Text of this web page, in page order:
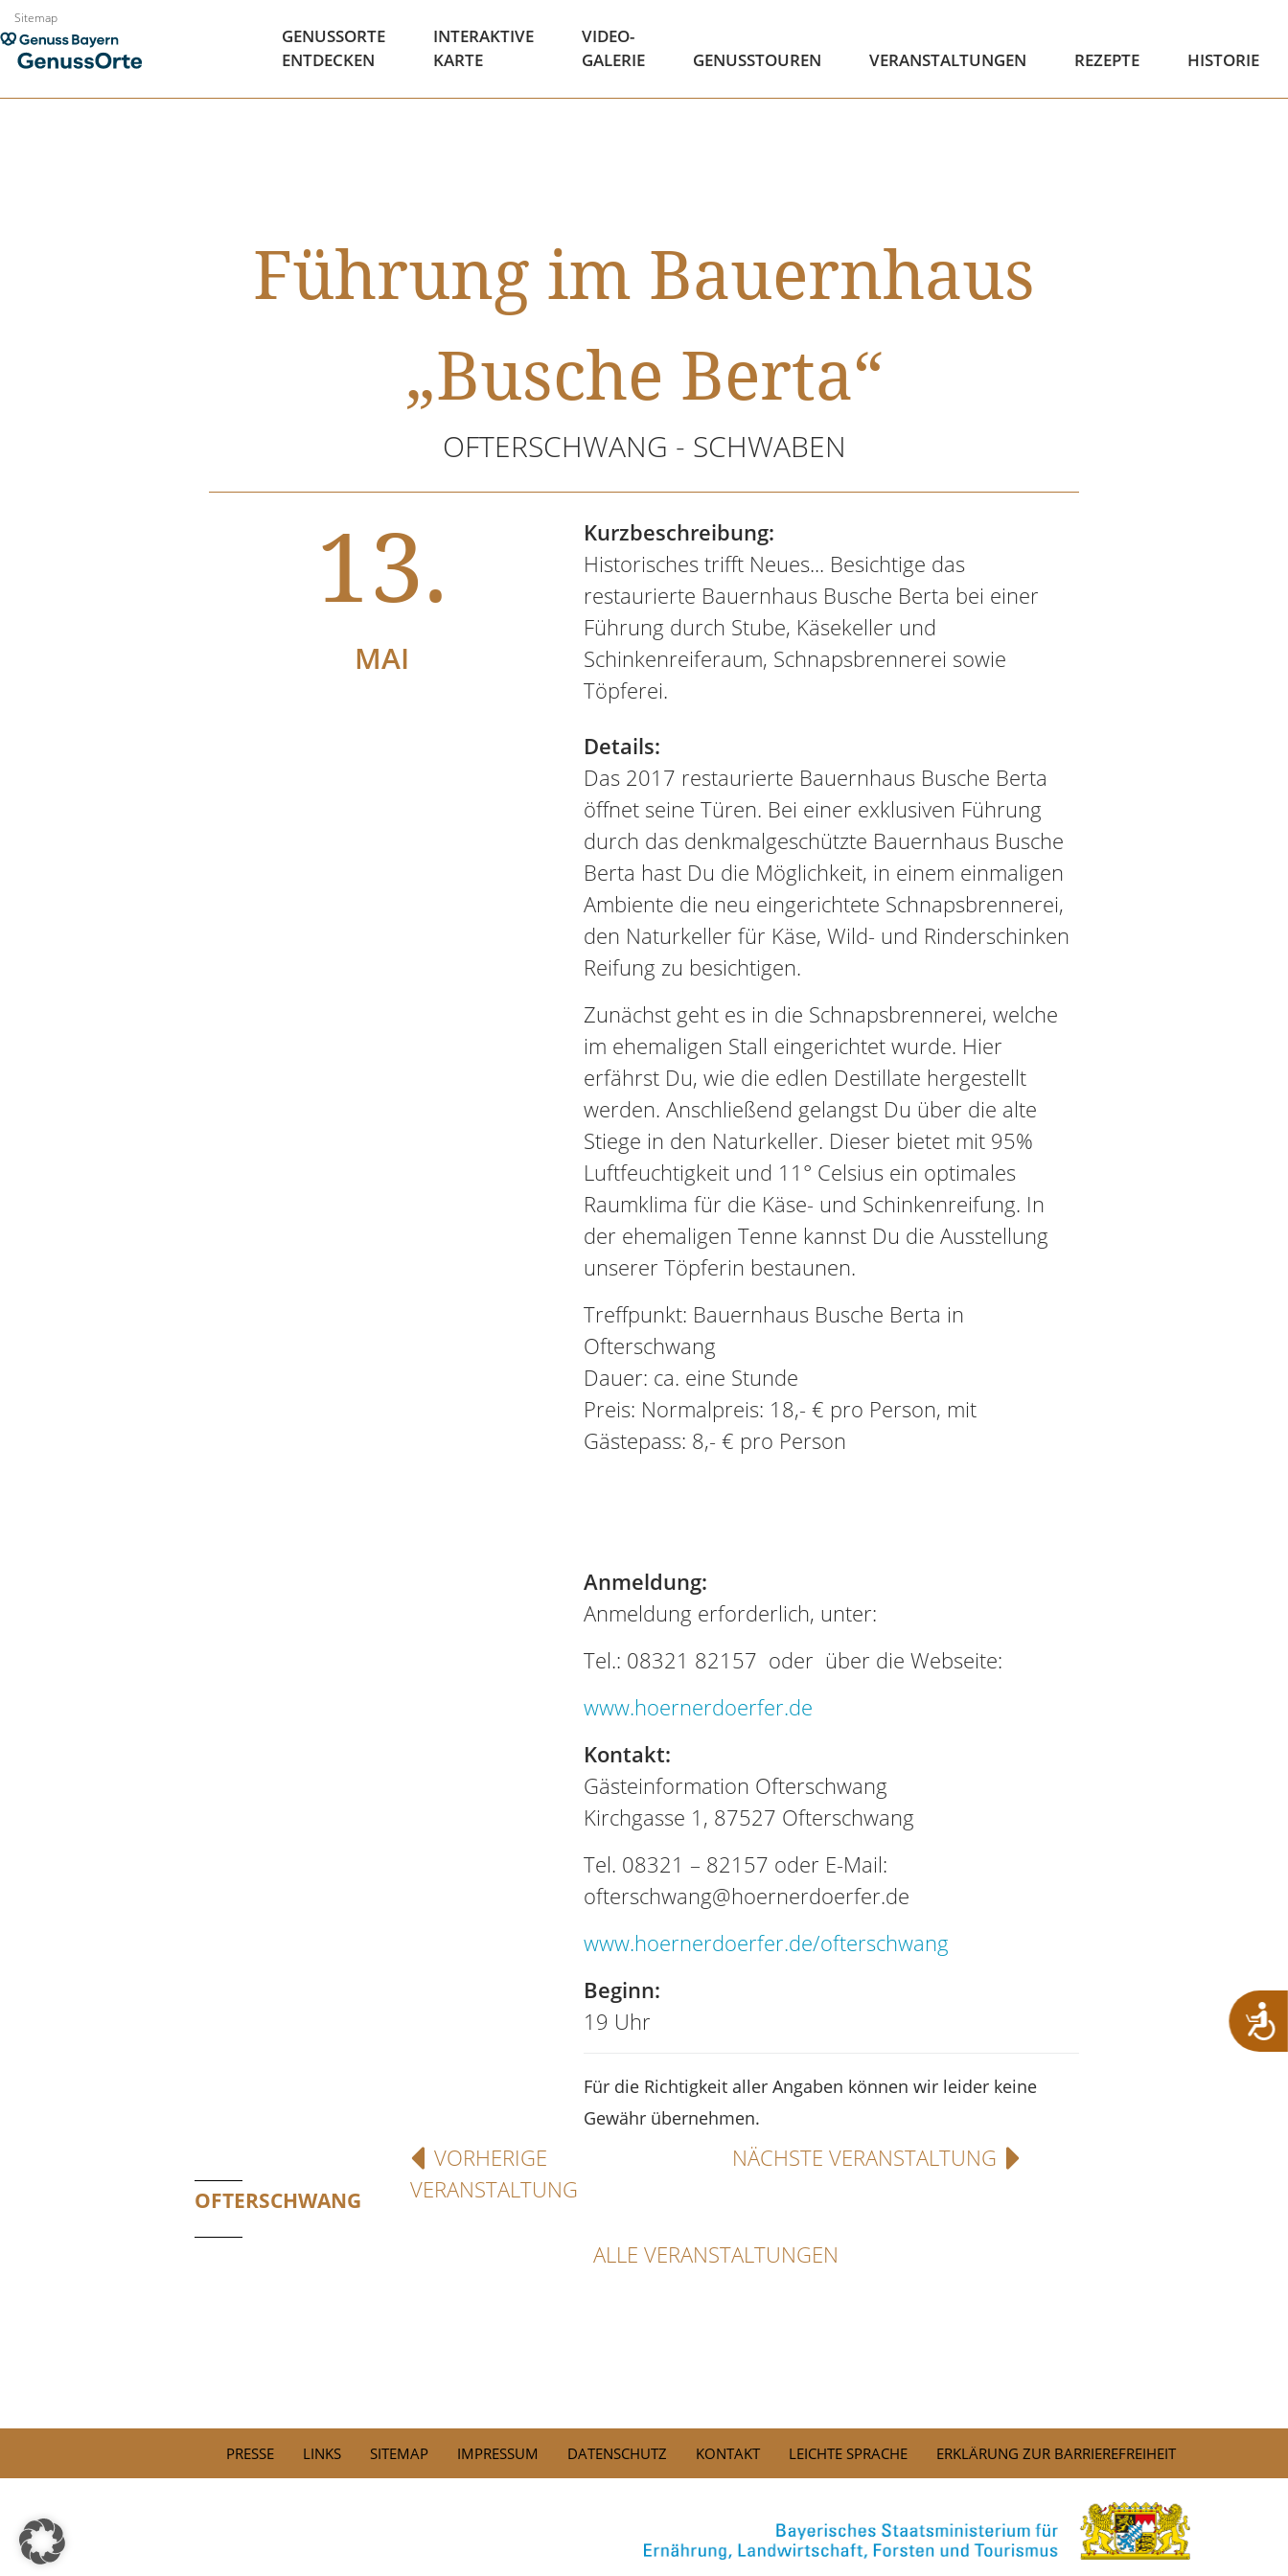
Zum
Inhalt
springen
Sitemap
GENUSSORTE
ENTDECKEN
INTERAKTIVE
KARTE
VIDEO-
GALERIE
GENUSSTOUREN VERANSTALTUNGEN REZEPTE HISTORIE
Führung im Bauernhaus
„Busche Berta“
OFTERSCHWANG - SCHWABEN
13.
MAI
Kurzbeschreibung:
Historisches trifft Neues... Besichtige das
restaurierte Bauernhaus Busche Berta bei einer
Führung durch Stube, Käsekeller und
Schinkenreiferaum, Schnapsbrennerei sowie
Töpferei.
Details:
Das 2017 restaurierte Bauernhaus Busche Berta
öffnet seine Türen. Bei einer exklusiven Führung
durch das denkmalgeschützte Bauernhaus Busche
Berta hast Du die Möglichkeit, in einem einmaligen
Ambiente die neu eingerichtete Schnapsbrennerei,
den Naturkeller für Käse, Wild- und Rinderschinken
Reifung zu besichtigen.
Zunächst geht es in die Schnapsbrennerei, welche
im ehemaligen Stall eingerichtet wurde. Hier
erfährst Du, wie die edlen Destillate hergestellt
werden. Anschließend gelangst Du über die alte
Stiege in den Naturkeller. Dieser bietet mit 95%
Luftfeuchtigkeit und 11° Celsius ein optimales
Raumklima für die Käse- und Schinkenreifung. In
der ehemaligen Tenne kannst Du die Ausstellung
unserer Töpferin bestaunen.
Treffpunkt: Bauernhaus Busche Berta in
Ofterschwang
Dauer: ca. eine Stunde
Preis: Normalpreis: 18,- € pro Person, mit
Gästepass: 8,- € pro Person
Anmeldung:
Anmeldung erforderlich, unter:
Tel.: 08321 82157 oder über die Webseite:
www.hoernerdoerfer.de
Kontakt:
Gästeinformation Ofterschwang
Kirchgasse 1, 87527 Ofterschwang
Tel. 08321 – 82157 oder E-Mail:
ofterschwang@hoernerdoerfer.de
www.hoernerdoerfer.de/ofterschwang
Beginn:
19 Uhr
Für die Richtigkeit aller Angaben können wir leider keine
Gewähr übernehmen.
OFTERSCHWANG
VORHERIGE
VERANSTALTUNG
NÄCHSTE VERANSTALTUNG
ALLE VERANSTALTUNGEN
PRESSE LINKS SITEMAP IMPRESSUM DATENSCHUTZ KONTAKT LEICHTE SPRACHE ERKLÄRUNG ZUR BARRIEREFREIHEIT